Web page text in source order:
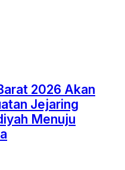
2026 Akan
Jejaring
Menuju